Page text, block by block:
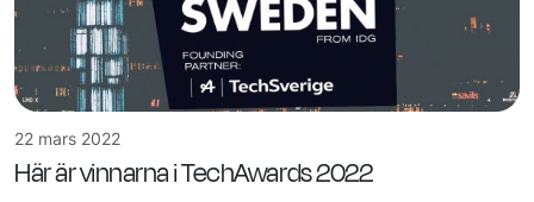
22 mars 2022
Här är vinnarna i TechAwards 2022